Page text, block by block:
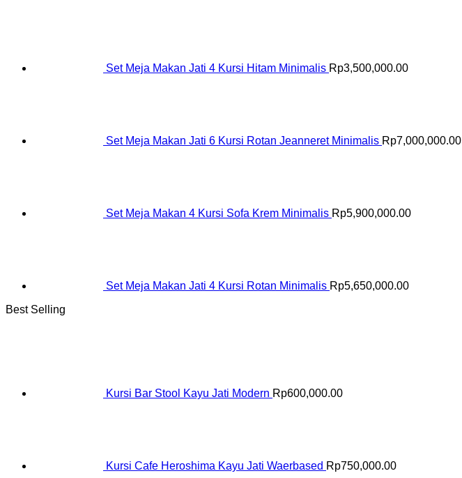
Set Meja Makan Jati 4 Kursi Hitam Minimalis Rp3,500,000.00
Set Meja Makan Jati 6 Kursi Rotan Jeanneret Minimalis Rp7,000,000.00
Set Meja Makan 4 Kursi Sofa Krem Minimalis Rp5,900,000.00
Set Meja Makan Jati 4 Kursi Rotan Minimalis Rp5,650,000.00
Best Selling
Kursi Bar Stool Kayu Jati Modern Rp600,000.00
Kursi Cafe Heroshima Kayu Jati Waerbased Rp750,000.00